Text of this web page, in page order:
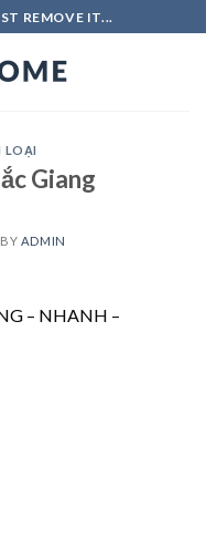
REMOVE IT...
LOẠI
Giang
BY ADMIN
– NHANH –